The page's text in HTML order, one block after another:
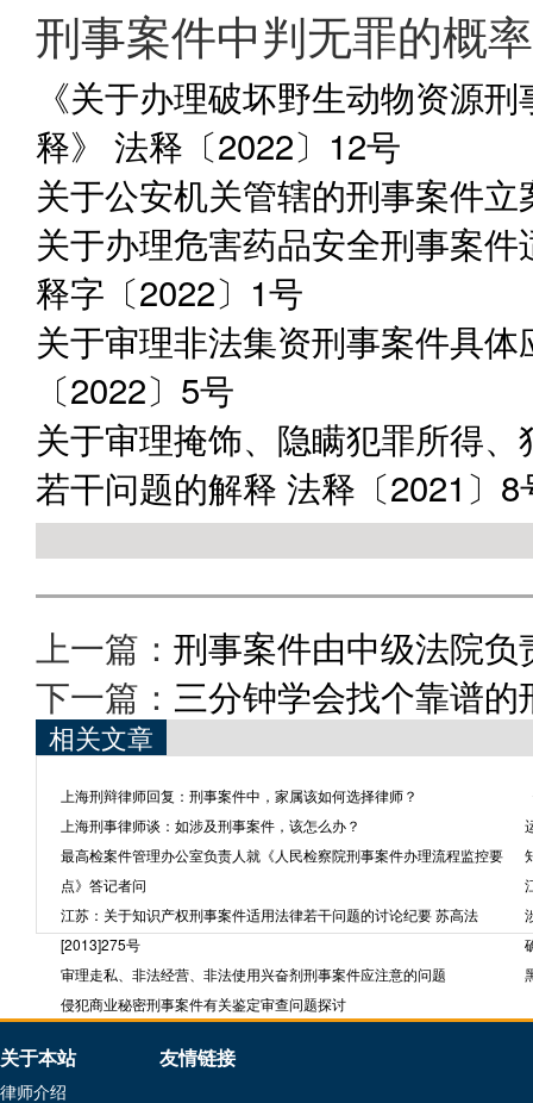
刑事案件中判无罪的概
《关于办理破坏野生动物资源
释》 法释〔2022〕12号
关于公安机关管辖的刑事案件
关于办理危害药品安全刑事案
释字〔2022〕1号
关于审理非法集资刑事案件具
〔2022〕5号
关于审理掩饰、隐瞒犯罪所得
若干问题的解释 法释〔2021〕8
上一篇： 刑事案件由中级法院
下一篇： 三分钟学会找个靠谱
相关文章
上海刑辩律师回复：刑事案件中，家属该如何选择律师？
上海刑事律师谈：如涉及刑事案件，该怎么办？
最高检案件管理办公室负责人就《人民检察院刑事案件办理流程监控要
点》答记者问
江苏：关于知识产权刑事案件适用法律若干问题的讨论纪要 苏高法
[2013]275号
审理走私、非法经营、非法使用兴奋剂刑事案件应注意的问题
侵犯商业秘密刑事案件有关鉴定审查问题探讨
关于本站
律师介绍
友情链接